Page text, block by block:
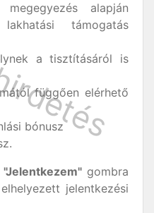
alapján
támogatás
a tisztításáról is
függően elérhető
bónusz
"Jelentkezem" gombra
jelentkezési